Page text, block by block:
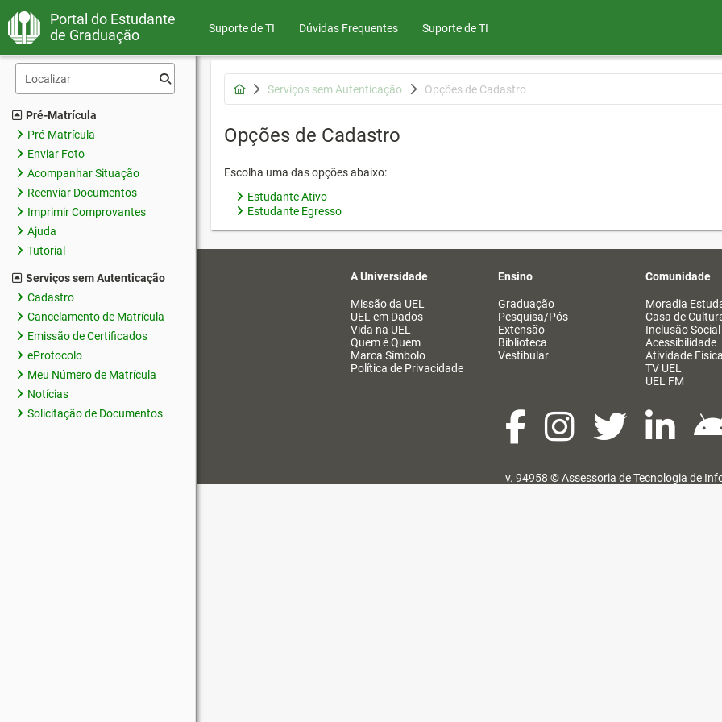
Portal do Estudante
de Graduação
Suporte de TI Dúvidas Frequentes Suporte de TI
Pré-Matrícula
Pré-Matrícula
Enviar Foto
Acompanhar Situação
Reenviar Documentos
Imprimir Comprovantes
Ajuda
Tutorial
Serviços sem Autenticação
Cadastro
Cancelamento de Matrícula
Emissão de Certificados
eProtocolo
Meu Número de Matrícula
Notícias
Solicitação de Documentos
Serviços sem Autenticação Opções de Cadastro
Opções de Cadastro
Escolha uma das opções abaixo:
Estudante Ativo
Estudante Egresso
A Universidade
Missão da UEL
UEL em Dados
Vida na UEL
Quem é Quem
Marca Símbolo
Política de Privacidade
Ensino
Graduação
Pesquisa/Pós
Extensão
Biblioteca
Vestibular
Comunidade
Moradia
Casa de
Inclusão Social
Acessibilidade
Atividade Física
TV UEL
UEL FM
v. 94958 ©Assessoria de Tecnologia de